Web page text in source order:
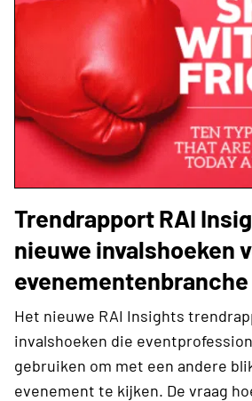
Trendrapport RAI
nieuwe invalshoeken
evenementenbranche
​Het nieuwe RAI Insights
invalshoeken die
gebruiken om met een andere
evenement te kijken. De vraag